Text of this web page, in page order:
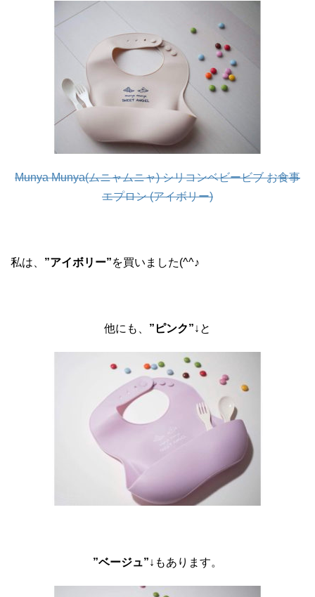
Munya Munya(ムニャムニャ) シリコンベビービブ お食事
エプロン (アイボリー)
私は、 ”アイボリー”を買いました(^^♪
他にも、 ”ピンク”↓と
”ベージュ”↓もあります。